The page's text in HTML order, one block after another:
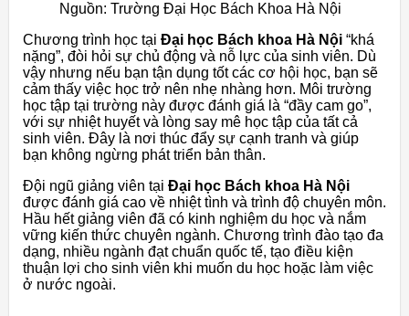
Nguồn: Trường Đại Học Bách Khoa Hà Nội
Chương trình học tại Đại học Bách khoa Hà Nội “khá
nặng”, đòi hỏi sự chủ động và nỗ lực của sinh viên. Dù
vậy nhưng nếu bạn tận dụng tốt các cơ hội học, bạn sẽ
cảm thấy việc học trở nên nhẹ nhàng hơn. Môi trường
học tập tại trường này được đánh giá là “đầy cam go”,
với sự nhiệt huyết và lòng say mê học tập của tất cả
sinh viên. Đây là nơi thúc đẩy sự cạnh tranh và giúp
bạn không ngừng phát triển bản thân.
Đội ngũ giảng viên tại Đại học Bách khoa Hà Nội
được đánh giá cao về nhiệt tình và trình độ chuyên môn.
Hầu hết giảng viên đã có kinh nghiệm du học và nắm
vững kiến thức chuyên ngành. Chương trình đào tạo đa
dạng, nhiều ngành đạt chuẩn quốc tế, tạo điều kiện
thuận lợi cho sinh viên khi muốn du học hoặc làm việc
ở nước ngoài.